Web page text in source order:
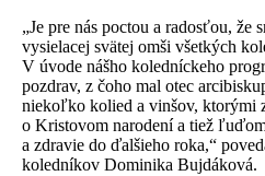
„Je pre nás poctou a radosťou, že
vysielacej svätej omši všetkých
V úvode nášho koledníckeho
pozdrav, z čoho mal otec
niekoľko kolied a vinšov, ktorými
o Kristovom narodení a tiež
a zdravie do ďalšieho roka,“
koledníkov Dominika Bujdáková.